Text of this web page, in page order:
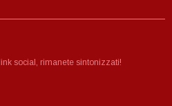
social, rimanete sintonizzati!